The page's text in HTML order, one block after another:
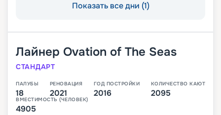
Показать все дни (1)
Лайнер Ovation of The Seas
СТАНДАРТ
ПАЛУБЫ
18
РЕНОВАЦИЯ
2021
ГОД ПОСТРОЙКИ
2016
КОЛИЧЕСТВО КАЮТ
2095
ВМЕСТИМОСТЬ (ЧЕЛОВЕК)
4905